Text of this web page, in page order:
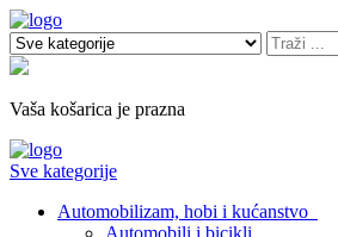
Vaša košarica je prazna
Sve kategorije
Automobilizam, hobi i kućanstvo
Automobili i bicikli